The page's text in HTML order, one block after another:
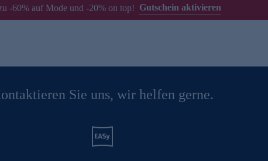
-60% auf Mode und -20% on top! Gutschein aktivieren
Sie uns, wir helfen gerne.